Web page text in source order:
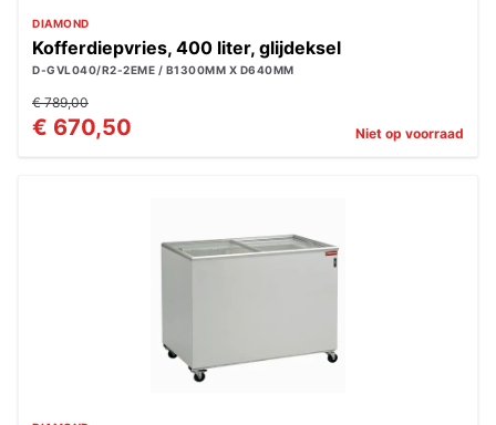
DIAMOND
Kofferdiepvries, 400 liter, glijdeksel
D-GVL040/R2-2EME / B1300MM X D640MM
€ 789,00
€ 670,50 Niet op voorraad